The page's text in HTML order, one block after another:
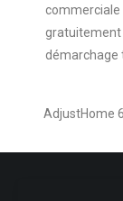
commerciale
gratuitement
démarchage
AdjustHome